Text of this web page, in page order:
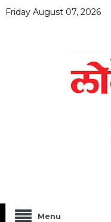
Friday August 07, 2026
Menu